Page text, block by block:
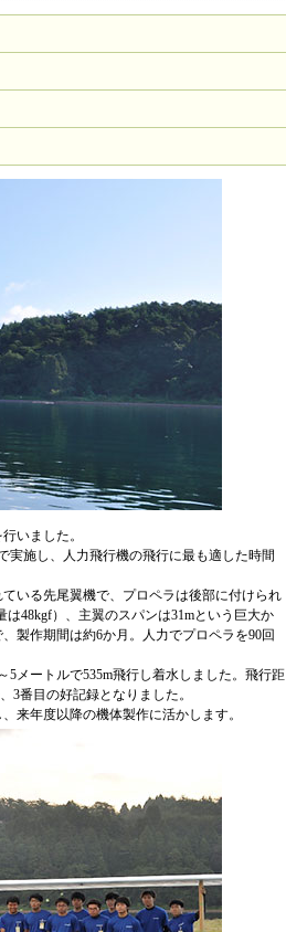
いました。
実施し、人力飛行機の飛行に最も適した時間
いる先尾翼機で、プロペラは後部に付けられ
48kgf）、主翼のスパンは31mという巨大か
製作期間は約6か月。人力でプロペラを90回
メートルで535m飛行し着水しました。飛行距
3番目の好記録となりました。
来年度以降の機体製作に活かします。